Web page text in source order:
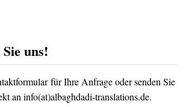
uns!
für Ihre Anfrage oder senden Sie
an info(at)albaghdadi-translations.de.